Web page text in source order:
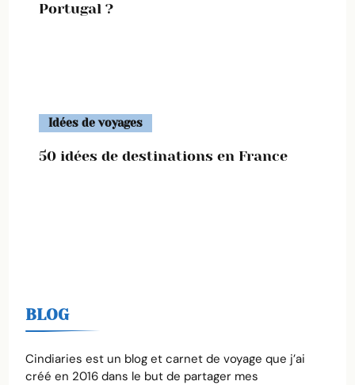
Portugal ?
Idées de voyages
50 idées de destinations en France
BLOG
Cindiaries est un blog et carnet de voyage que j’ai
créé en 2016 dans le but de partager mes